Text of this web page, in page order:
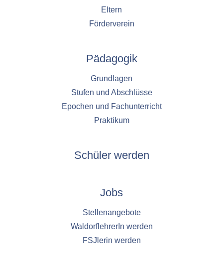
Eltern
Förderverein
Pädagogik
Grundlagen
Stufen und Abschlüsse
Epochen und Fachunterricht
Praktikum
Schüler werden
Jobs
Stellenangebote
WaldorflehrerIn werden
FSJlerin werden